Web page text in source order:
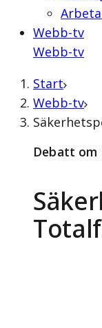
Webb-tv
Webb-tv
Start
Webb-tv
Debatt om